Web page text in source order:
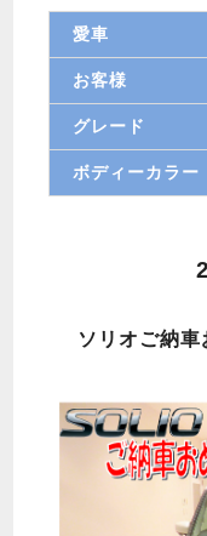
愛車
お客様
グレード
ボディーカラー
ソリオご納